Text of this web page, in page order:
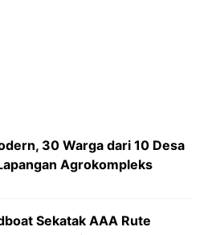
30 Warga dari 10 Desa
Agrokompleks
Sekatak AAA Rute